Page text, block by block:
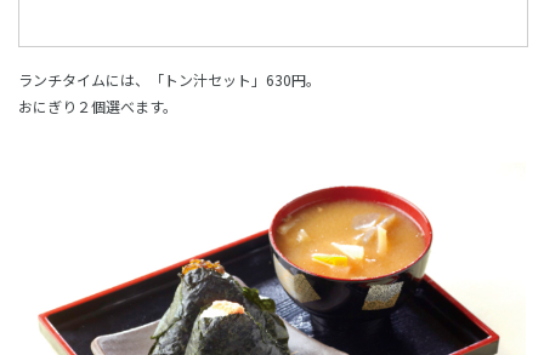
ランチタイムには、「トン汁セット」630円。
おにぎり２個選べます。